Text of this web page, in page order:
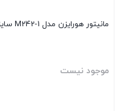
مانیتور هورایزن مدل M242-1 سایز 23.8 اینچ
موجود نیست